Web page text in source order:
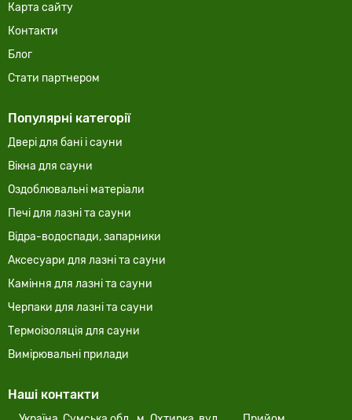
Карта сайту
Контакти
Блог
Стати партнером
Популярні категорії
Двері для бані і сауни
Вікна для сауни
Оздоблювальні матеріали
Печі для лазні та сауни
Відра-водоспади, запарники
Аксесуари для лазні та сауни
Каміння для лазні та сауни
Черпаки для лазні та сауни
Термоізоляція для сауни
Вимірювальні прилади
Наші контакти